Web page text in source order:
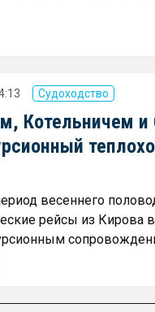
Судоходство
Котельничем и
весеннего
рейсы из Кирова